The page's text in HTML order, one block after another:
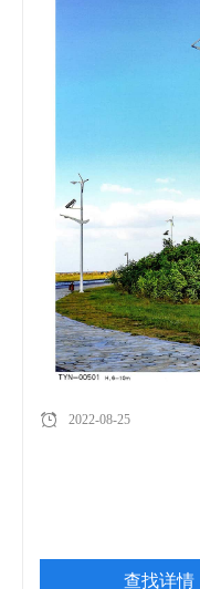
2022-08-25
查找详情